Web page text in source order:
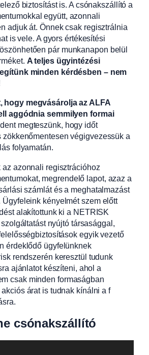
biztosítást is. A csónakszállító a
együtt, azonnali
adjuk át. Önnek csak regisztrálnia
is vele. A gyors értékesítési
pár munkanapon belül
A teljes ügyintézési
minden kérdésben – nem
hogy megvásárolja az ALFA
aggódnia semmilyen formai
megteszünk, hogy időt
zökkenőmentesen végigvezessük a
folyamatán.
azonnali regisztrációhoz
megrendelő lapot, azaz a
számlát és a meghatalmazást
kényelmét szem előtt
alakítottunk ki a NETRISK
nyújtó társasággal,
egyik vezető
érdeklődő ügyfelünknek
rendszerén keresztül tudunk
ajánlatot készíteni, ahol a
csak minden formaságban
árat is tudnak kínálni a f
csónakszállító